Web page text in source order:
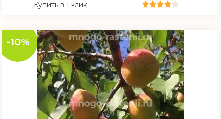
Купить в 1 клик
-10%